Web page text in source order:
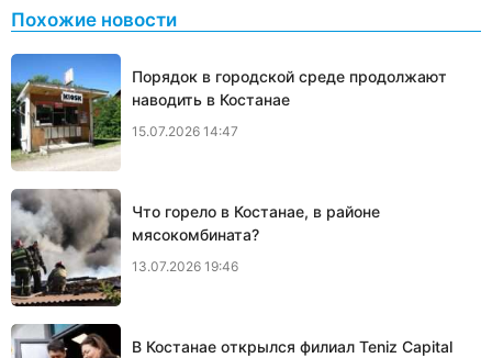
Похожие новости
Порядок в городской среде продолжают
наводить в Костанае
15.07.2026 14:47
Что горело в Костанае, в районе
мясокомбината?
13.07.2026 19:46
В Костанае открылся филиал Teniz Capital